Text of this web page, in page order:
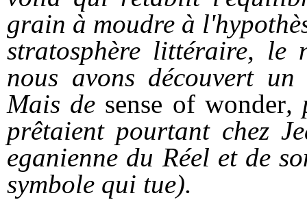
grain à moudre à
stratosphère littéraire, le
nous avons découvert
Mais de sense of wonder,
prêtaient pourtant chez
eganienne du Réel et de
symbole qui tue).